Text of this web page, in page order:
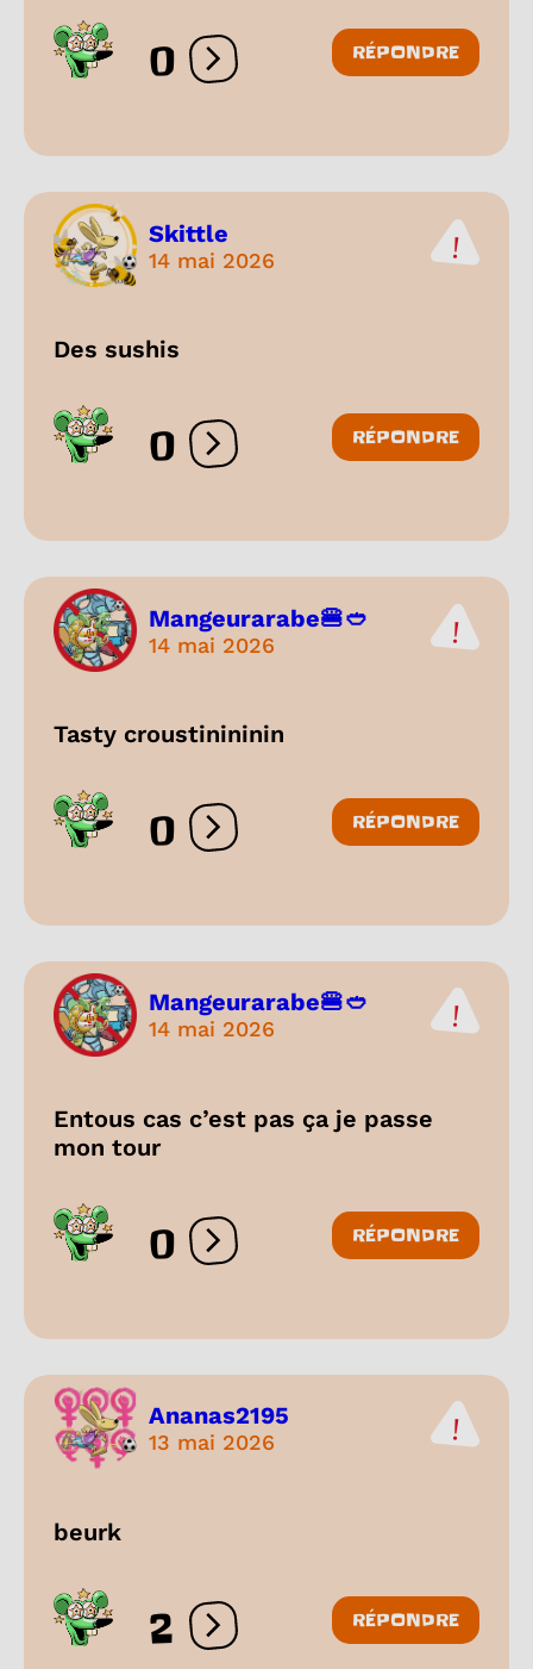
0 Ouvrir les réactions
RÉPONDRE
Skittle
14 mai 2026
Des sushis
0 Ouvrir les réactions
RÉPONDRE
Mangeurarabe🍔🥙
14 mai 2026
Tasty croustinininin
0 Ouvrir les réactions
RÉPONDRE
Mangeurarabe🍔🥙
14 mai 2026
Entous cas c’est pas ça je passe
mon tour
0 Ouvrir les réactions
RÉPONDRE
Ananas2195
13 mai 2026
beurk
2 Ouvrir les réactions
RÉPONDRE